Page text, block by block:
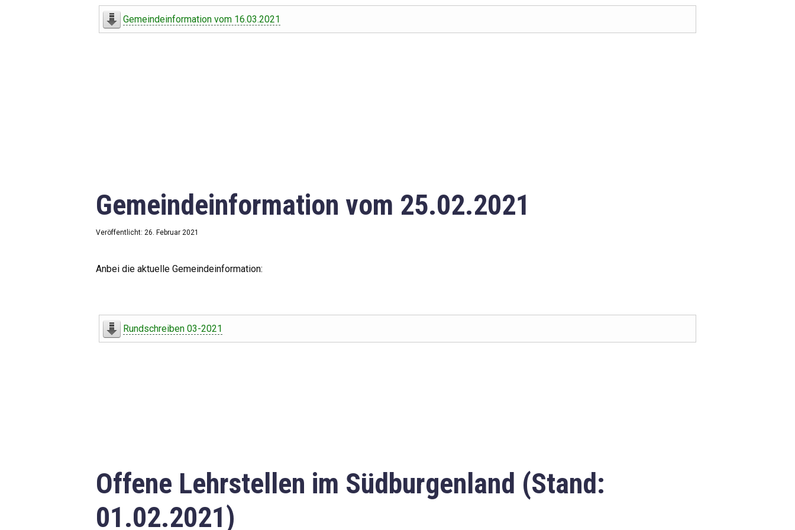
Offener Haushalt
Downloads
Impressum
Gemeindeinformation vom 16.03.2021
Gemeindeinformation vom 25.02.2021
Veröffentlicht: 26. Februar 2021
Anbei die aktuelle Gemeindeinformation:
Rundschreiben 03-2021
Offene Lehrstellen im Südburgenland (Stand:
01.02.2021)